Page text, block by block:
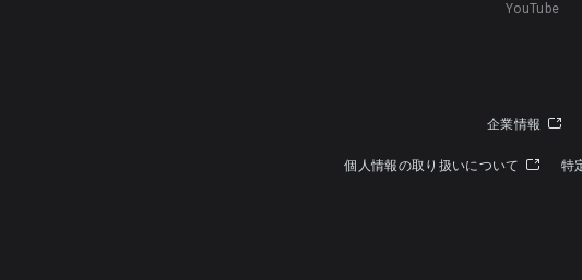
YouTube
企業情報
個人情報の取り扱いについて 特